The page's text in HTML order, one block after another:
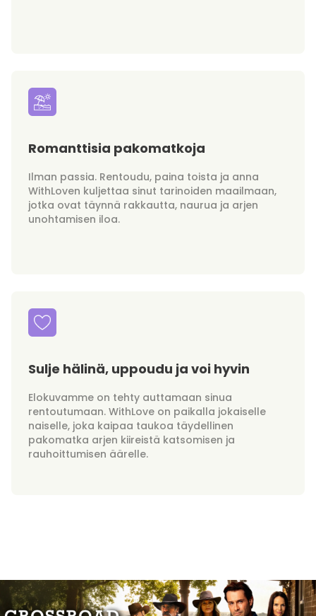
Romanttisia pakomatkoja
Ilman passia. Rentoudu, paina toista ja anna
WithLoven kuljettaa sinut tarinoiden maailmaan,
jotka ovat täynnä rakkautta, naurua ja arjen
unohtamisen iloa.
Sulje hälinä, uppoudu ja voi hyvin
Elokuvamme on tehty auttamaan sinua
rentoutumaan. WithLove on paikalla jokaiselle
naiselle, joka kaipaa taukoa täydellinen
pakomatka arjen kiireistä katsomisen ja
rauhoittumisen äärelle.